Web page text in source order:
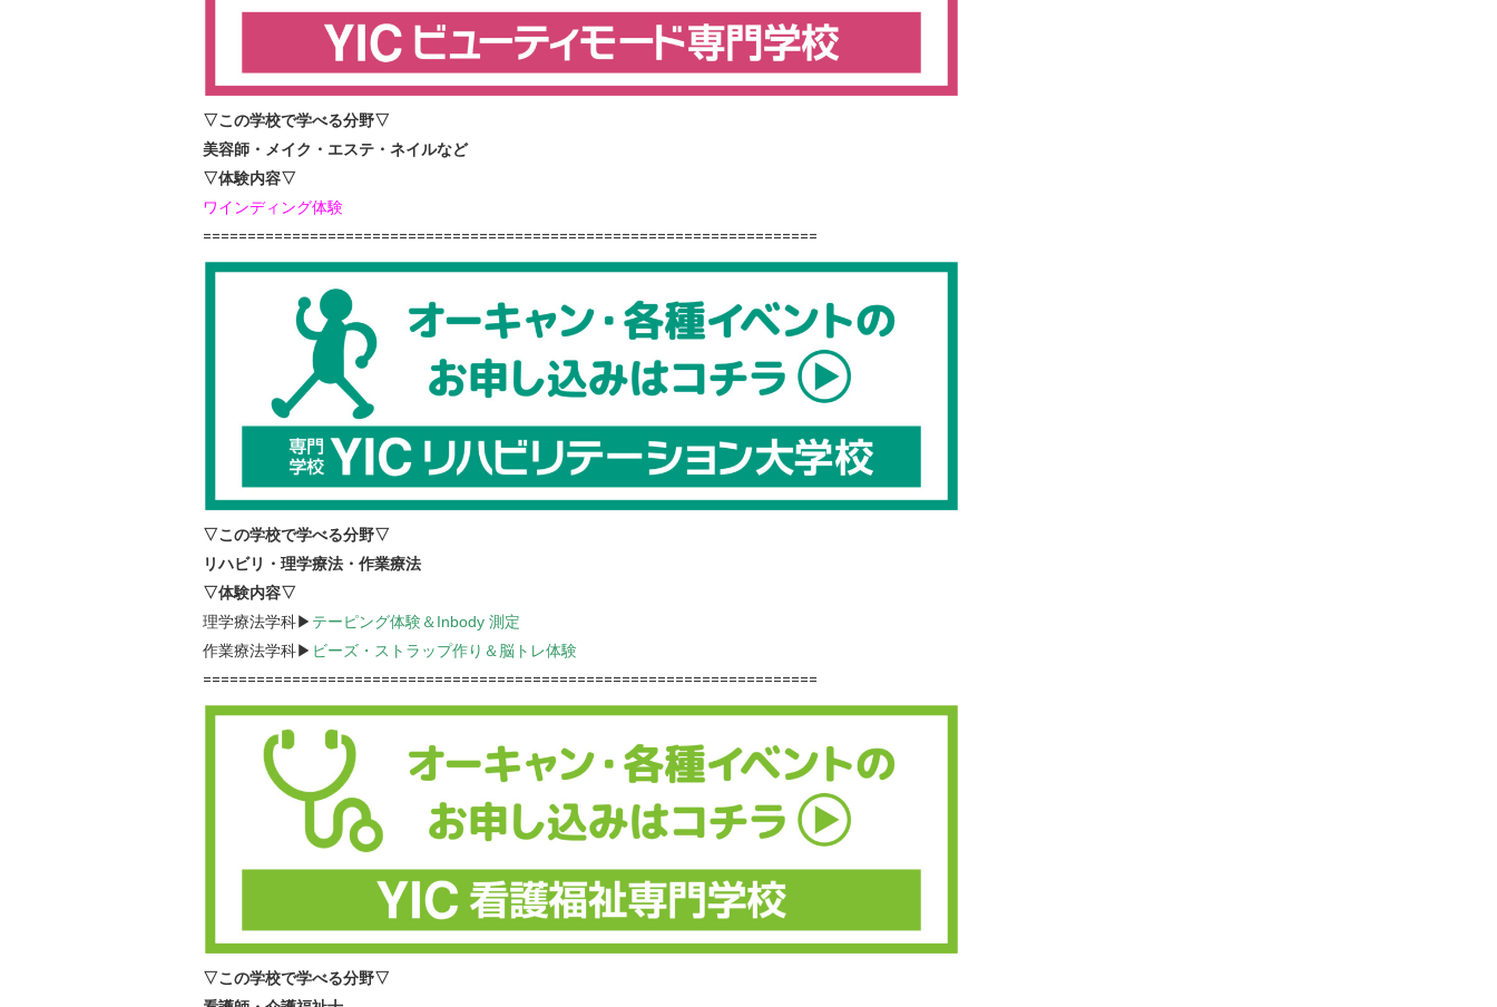
▽この学校で学べる分野▽
美容師・メイク・エステ・ネイルなど
▽体験内容▽
ワインディング体験
=====================================================================
▽この学校で学べる分野▽
リハビリ・理学療法・作業療法
▽体験内容▽
理学療法学科▶ テーピング体験＆Inbody 測定
作業療法学科▶ ビーズ・ストラップ作り＆脳トレ体験
=====================================================================
▽この学校で学べる分野▽